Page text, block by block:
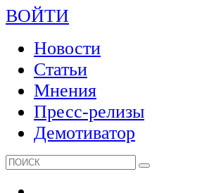
ВОЙТИ
Новости
Статьи
Мнения
Пресс-релизы
Демотиватор